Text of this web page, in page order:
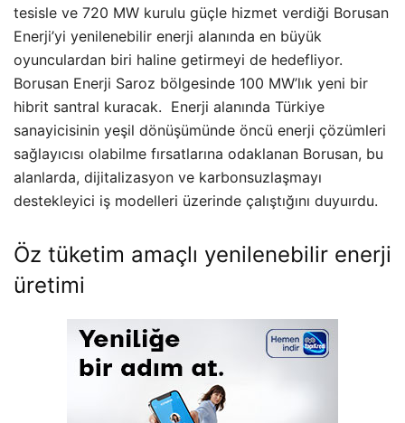
tesisle ve 720 MW kurulu güçle hizmet verdiği Borusan
Enerji’yi yenilenebilir enerji alanında en büyük
oyunculardan biri haline getirmeyi de hedefliyor.
Borusan Enerji Saroz bölgesinde 100 MW’lık yeni bir
hibrit santral kuracak. Enerji alanında Türkiye
sanayicisinin yeşil dönüşümünde öncü enerji çözümleri
sağlayıcısı olabilme fırsatlarına odaklanan Borusan, bu
alanlarda, dijitalizasyon ve karbonsuzlaşmayı
destekleyici iş modelleri üzerinde çalıştığını duyuırdu.
Öz tüketim amaçlı yenilenebilir enerji
üretimi